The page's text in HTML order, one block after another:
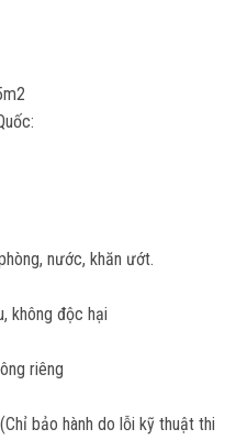
nước, khăn ướt.
không độc hại
riêng
bảo hành do lỗi kỹ thuật thi